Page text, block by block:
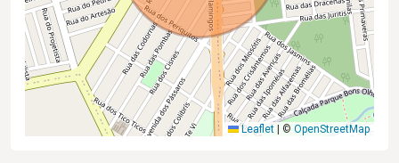
Leaflet | © OpenStreetMap